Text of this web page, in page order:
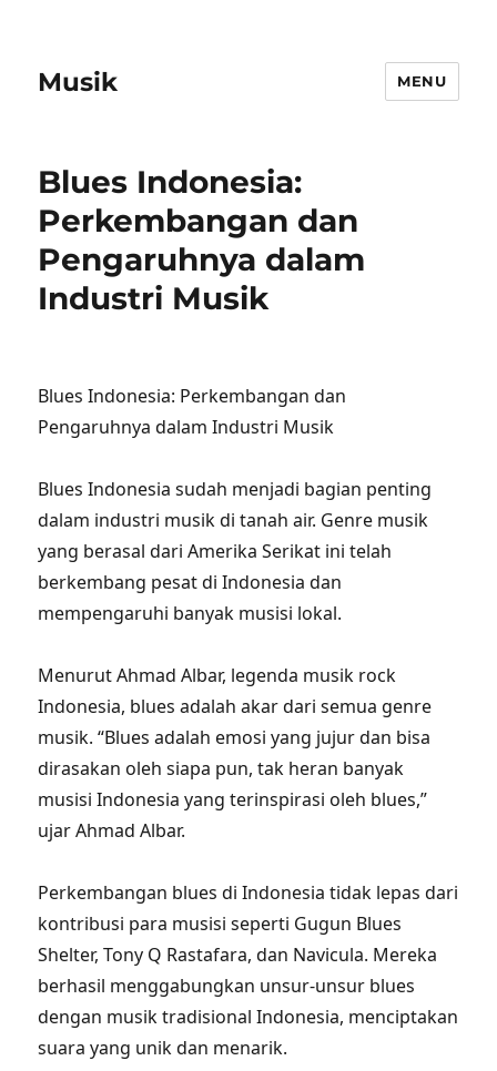
Musik MENU
Blues Indonesia:
Perkembangan dan
Pengaruhnya dalam
Industri Musik
Blues Indonesia: Perkembangan dan
Pengaruhnya dalam Industri Musik
Blues Indonesia sudah menjadi bagian penting
dalam industri musik di tanah air. Genre musik
yang berasal dari Amerika Serikat ini telah
berkembang pesat di Indonesia dan
mempengaruhi banyak musisi lokal.
Menurut Ahmad Albar, legenda musik rock
Indonesia, blues adalah akar dari semua genre
musik. “Blues adalah emosi yang jujur dan bisa
dirasakan oleh siapa pun, tak heran banyak
musisi Indonesia yang terinspirasi oleh blues,”
ujar Ahmad Albar.
Perkembangan blues di Indonesia tidak lepas dari
kontribusi para musisi seperti Gugun Blues
Shelter, Tony Q Rastafara, dan Navicula. Mereka
berhasil menggabungkan unsur-unsur blues
dengan musik tradisional Indonesia, menciptakan
suara yang unik dan menarik.